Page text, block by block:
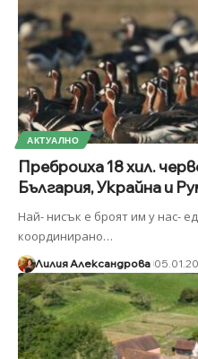
АКТУАЛНО
Преброиха 18 хил.
България, Украйна и
Най- нисък е броят им у нас-
координирано…
Лилия Александрова